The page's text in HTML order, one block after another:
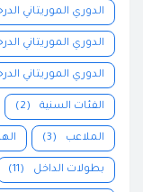
الدوري الموريتاني
الدوري الموريتاني
الدوري الموريتاني
الفئات السنية (2)
الملاعب (3)
بطولات الداخل (11)